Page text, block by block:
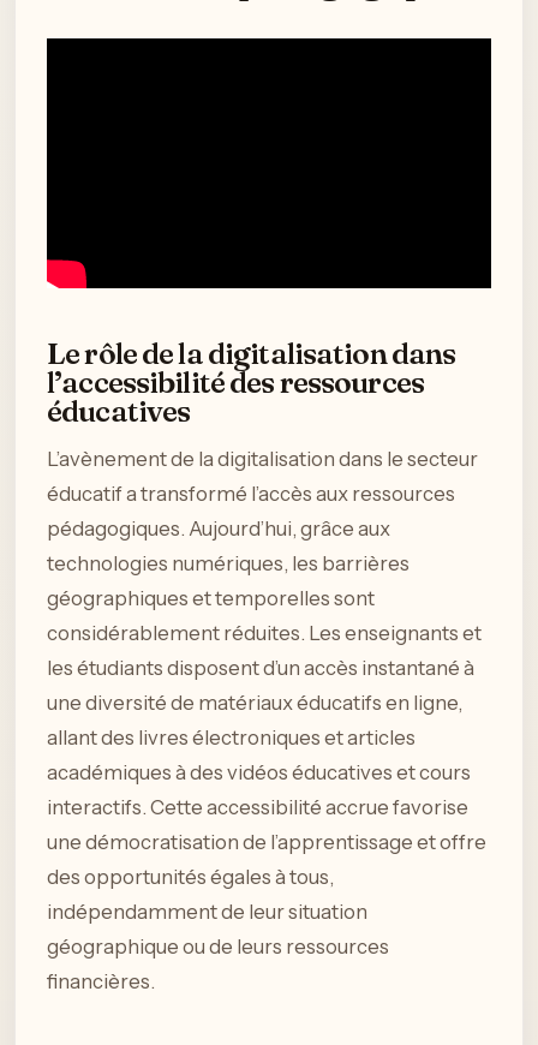
Le rôle de la digitalisation dans
l’accessibilité des ressources
éducatives
L’avènement de la digitalisation dans le secteur
éducatif a transformé l’accès aux ressources
pédagogiques. Aujourd’hui, grâce aux
technologies numériques, les barrières
géographiques et temporelles sont
considérablement réduites. Les enseignants et
les étudiants disposent d’un accès instantané à
une diversité de matériaux éducatifs en ligne,
allant des livres électroniques et articles
académiques à des vidéos éducatives et cours
interactifs. Cette accessibilité accrue favorise
une démocratisation de l’apprentissage et offre
des opportunités égales à tous,
indépendamment de leur situation
géographique ou de leurs ressources
financières.